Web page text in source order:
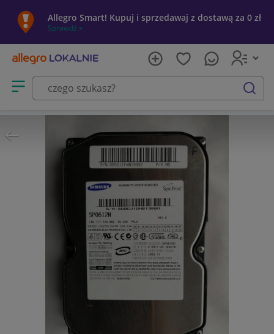
Allegro Smart! Kupuj i sprzedawaj z dostawą za 0 zł
Sprawdź »
Otwórz menu z kategoriami
szukaj